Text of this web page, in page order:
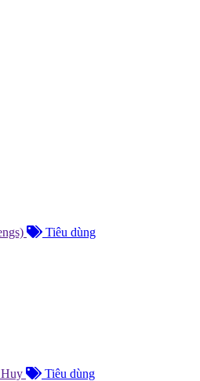
Tiêu dùng
Tiêu dùng